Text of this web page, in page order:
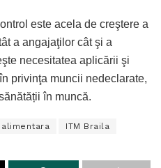
este acela de creştere a
a angajaţilor cât şi a
necesitatea aplicării şi
privinţa muncii nedeclarate,
în muncă.
ITM Braila